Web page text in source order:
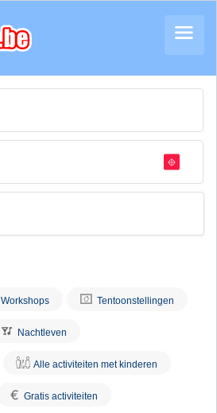
Workshops Tentoonstellingen
Nachtleven
Alle activiteiten met kinderen
€ Gratis activiteiten